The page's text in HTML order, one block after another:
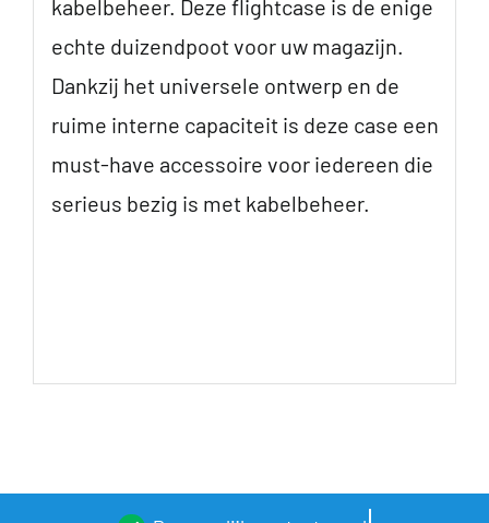
kabelbeheer. Deze flightcase is de enige
echte duizendpoot voor uw magazijn.
Dankzij het universele ontwerp en de
ruime interne capaciteit is deze case een
must-have accessoire voor iedereen die
serieus bezig is met kabelbeheer.